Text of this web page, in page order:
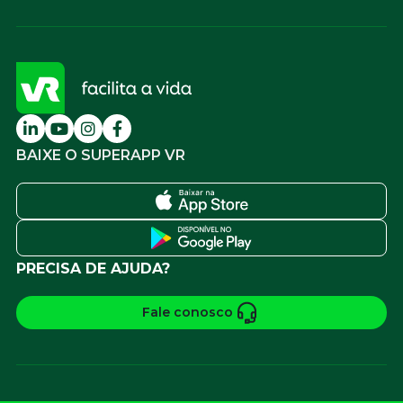
BAIXE O SUPERAPP VR
PRECISA DE AJUDA?
Fale conosco